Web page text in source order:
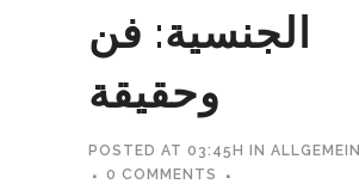
الجنسية: فن
وحقيقة
POSTED AT 03:45H IN ALLGEMEIN
0 COMMENTS